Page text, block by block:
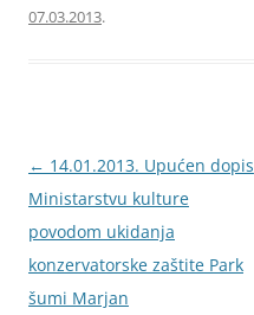
07.03.2013.
Navigacija
objava
← 14.01.2013. Upućen dopis
Ministarstvu kulture
povodom ukidanja
konzervatorske zaštite Park
šumi Marjan